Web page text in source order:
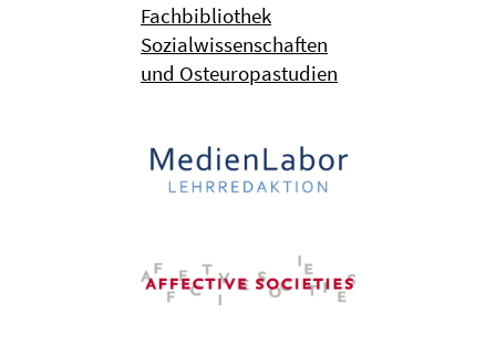
Fachbibliothek
Sozialwissenschaften
und Osteuropastudien